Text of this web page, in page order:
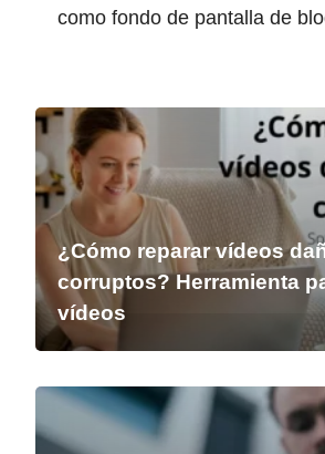
como fondo de pantalla de
¿Cómo reparar vídeos
corruptos? Herramienta
vídeos